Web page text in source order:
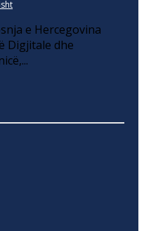
e Hercegovina
Digjitale dhe